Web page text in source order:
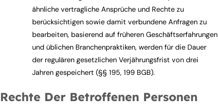
ähnliche vertragliche Ansprüche und Rechte zu
berücksichtigen sowie damit verbundene Anfragen zu
bearbeiten, basierend auf früheren Geschäftserfahrungen
und üblichen Branchenpraktiken, werden für die Dauer
der regulären gesetzlichen Verjährungsfrist von drei
Jahren gespeichert (§§ 195, 199 BGB).
Rechte Der Betroffenen Personen